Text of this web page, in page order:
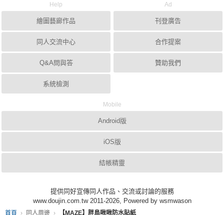
首頁 同人周邊 【MAZE】胖鳥啾啾防水貼紙
Help
繪圖藝廊作品
同人交流中心
Q&A問與答
系統檢測
Ad
刊登廣告
合作提案
贊助我們
Mobile
Android版
iOS版
結帳精靈
提供同好宣傳同人作品、交流或討論的服務
www.doujin.com.tw 2011-2026, Powered by wsmwason